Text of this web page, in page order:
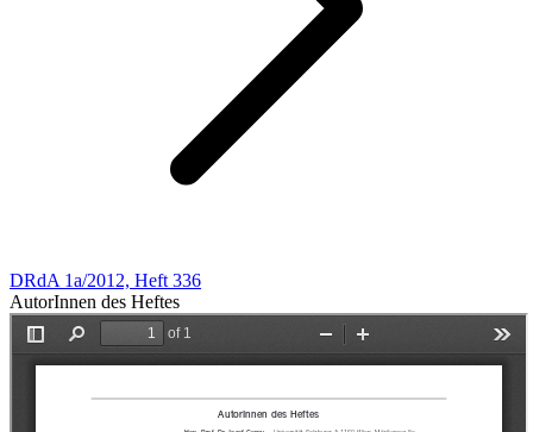
DRdA 1a/2012, Heft 336
AutorInnen des Heftes